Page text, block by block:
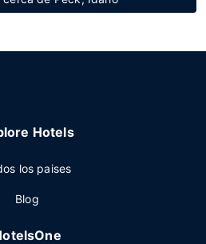
Hotels
los paises
Blog